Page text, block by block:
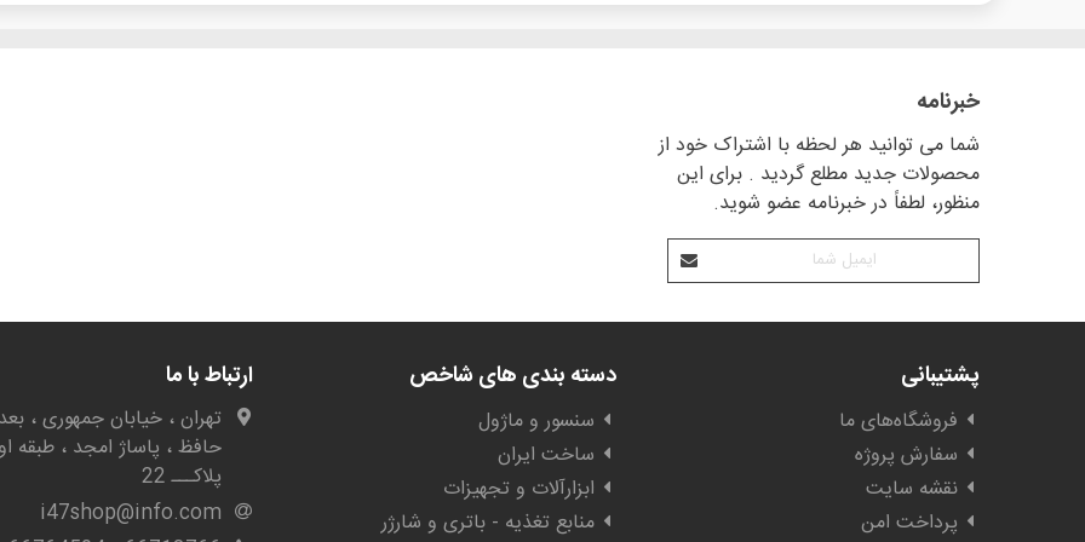
خبرنامه
شما می توانید هر لحظه با اشتراک خود از
محصولات جدید مطلع گردید . برای این
منظور، لطفاً در خبرنامه عضو شوید.
پشتیبانی
فروشگاه‌های ما
سفارش پروژه
نقشه سایت
پرداخت امن
دسته بندی های شاخص
سنسور و ماژول
ساخت ایران
ابزارآلات و تجهیزات
منابع تغذیه - باتری و شارژر
ارتباط با ما
تهران ، خیابان جمهوری ،
حافظ ، پاساژ امجد ، طبقه
پلاکـــ 22
i47shop@info.com